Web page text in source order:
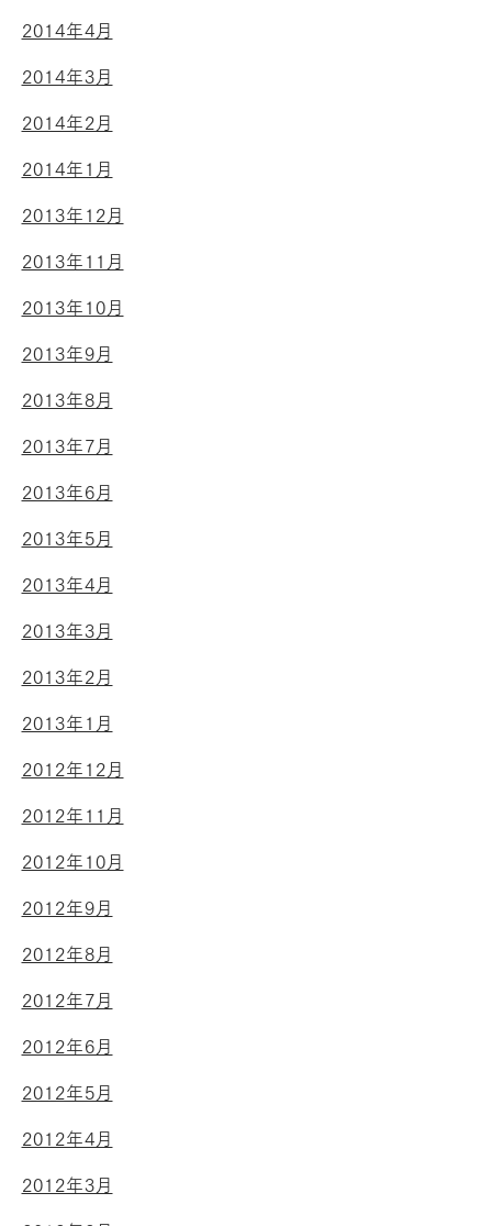
2014年4月
2014年3月
2014年2月
2014年1月
2013年12月
2013年11月
2013年10月
2013年9月
2013年8月
2013年7月
2013年6月
2013年5月
2013年4月
2013年3月
2013年2月
2013年1月
2012年12月
2012年11月
2012年10月
2012年9月
2012年8月
2012年7月
2012年6月
2012年5月
2012年4月
2012年3月